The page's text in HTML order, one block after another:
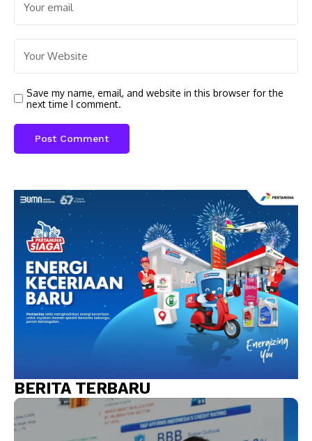
Save my name, email, and website in this browser for the
next time I comment.
BERITA TERBARU